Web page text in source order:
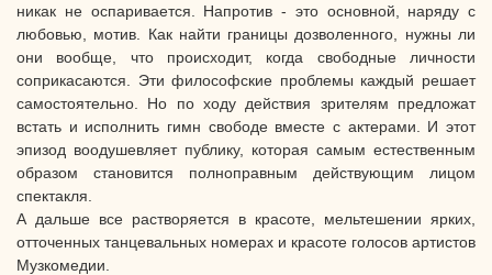
никак не оспаривается. Напротив - это основной, наряду с
любовью, мотив. Как найти границы дозволенного, нужны ли
они вообще, что происходит, когда свободные личности
соприкасаются. Эти философские проблемы каждый решает
самостоятельно. Но по ходу действия зрителям предложат
встать и исполнить гимн свободе вместе с актерами. И этот
эпизод воодушевляет публику, которая самым естественным
образом становится полноправным действующим лицом
спектакля.
А дальше все растворяется в красоте, мельтешении ярких,
отточенных танцевальных номерах и красоте голосов артистов
Музкомедии.